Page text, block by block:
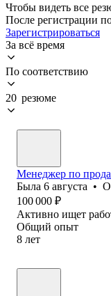
Чтобы видеть все
После регистрации
Зарегистрироваться
За всё время
По соответствию
20 резюме
Менеджер по
Была 6 августа •
100 000 ₽
Активно ищет
Общий опыт
8 лет